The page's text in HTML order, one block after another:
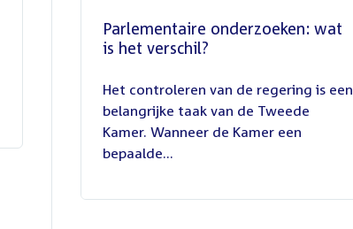
Parlementaire onderzoeken: wat
is het verschil?
juli
2026
Het controleren van de regering is een
belangrijke taak van de Tweede
Kamer. Wanneer de Kamer een
bepaalde...